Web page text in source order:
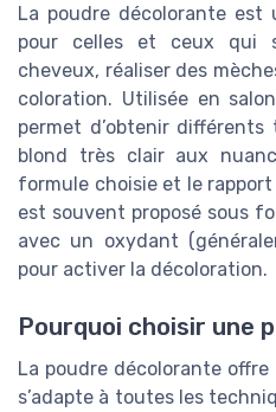
La poudre décolorante
pour celles et ceux qui
cheveux, réaliser des
coloration. Utilisée en
permet d’obtenir différents
blond très clair aux
formule choisie et le
est souvent proposé sous
avec un oxydant
pour activer la décoloration.
Pourquoi choisir une
La poudre décolorante
s’adapte à toutes les